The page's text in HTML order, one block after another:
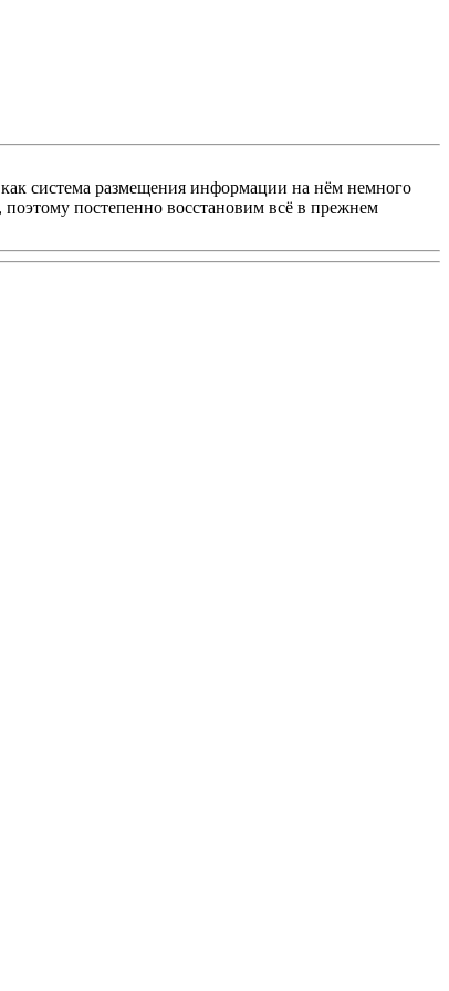
система размещения информации на нём немного
постепенно восстановим всё в прежнем